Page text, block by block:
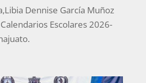
Dennise García Muñoz
Escolares 2026-